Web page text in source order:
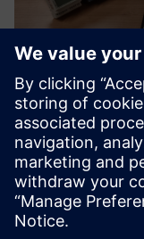
Certified
Increased energy
transparency of
installation, up to
További